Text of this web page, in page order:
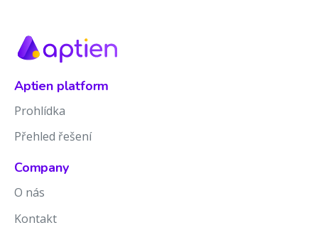
Aptien platform
Prohlídka
Přehled řešení
Company
O nás
Kontakt